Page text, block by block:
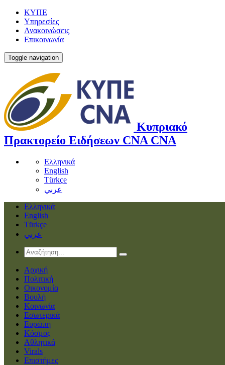
ΚΥΠΕ
Υπηρεσίες
Ανακοινώσεις
Επικοινωνία
Toggle navigation
Κυπριακό
Πρακτορείο Ειδήσεων CNA CNA
Ελληνικά
English
Türkçe
عربي
Ελληνικά
English
Türkçe
عربي
Αρχική
Πολιτική
Οικονομία
Βουλή
Κοινωνία
Εσωτερικά
Ευρώπη
Κόσμος
Αθλητικά
Virals
Επιστήμες